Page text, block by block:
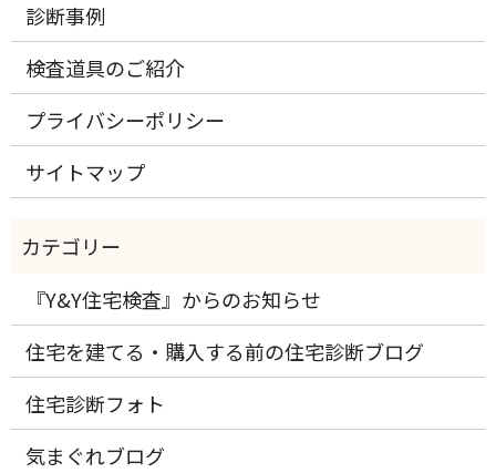
診断事例
検査道具のご紹介
プライバシーポリシー
サイトマップ
『Y&Y住宅検査』からのお知らせ
住宅を建てる・購入する前の住宅診断ブログ
住宅診断フォト
気まぐれブログ